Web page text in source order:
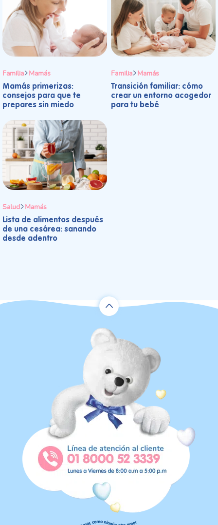
Familia Mamás
Mamás primerizas:
consejos para que te
prepares sin miedo
Familia Mamás
Transición familiar: cómo
crear un entorno acogedor
para tu bebé
Salud Mamás
Lista de alimentos después
de una cesárea: sanando
desde adentro